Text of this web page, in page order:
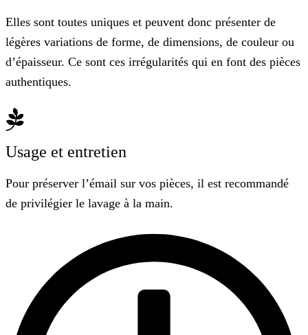
Elles sont toutes uniques et peuvent donc présenter de
légères variations de forme, de dimensions, de couleur ou
d’épaisseur. Ce sont ces irrégularités qui en font des pièces
authentiques.
Usage et entretien
Pour préserver l’émail sur vos pièces, il est recommandé
de privilégier le lavage à la main.